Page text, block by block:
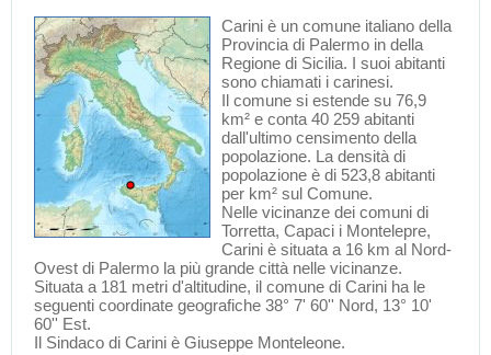
Carini è un comune italiano della
Provincia di Palermo in della
Regione di Sicilia. I suoi abitanti
sono chiamati i carinesi.
Il comune si estende su 76,9
km² e conta 40 259 abitanti
dall'ultimo censimento della
popolazione. La densità di
popolazione è di 523,8 abitanti
per km² sul Comune.
Nelle vicinanze dei comuni di
Torretta, Capaci i Montelepre,
Carini è situata a 16 km al Nord-
Ovest di Palermo la più grande città nelle vicinanze.
Situata a 181 metri d'altitudine, il comune di Carini ha le
seguenti coordinate geografiche 38° 7' 60'' Nord, 13° 10'
60'' Est.
Il Sindaco di Carini è Giuseppe Monteleone.